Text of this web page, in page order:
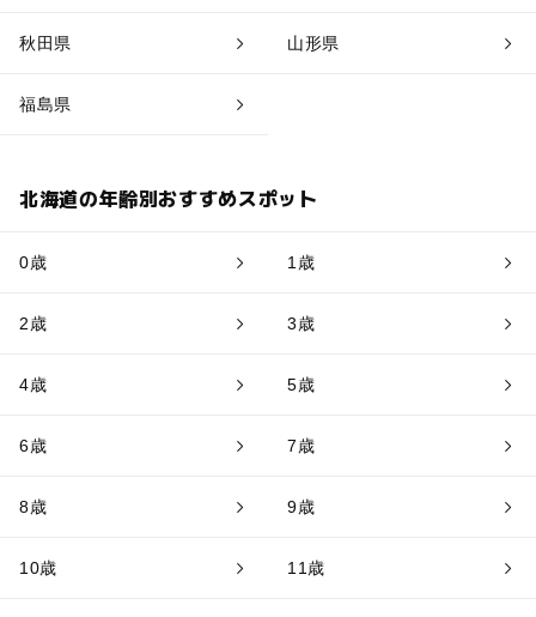
秋田県 山形県
福島県
北海道の年齢別おすすめスポット
0歳 1歳
2歳 3歳
4歳 5歳
6歳 7歳
8歳 9歳
10歳 11歳